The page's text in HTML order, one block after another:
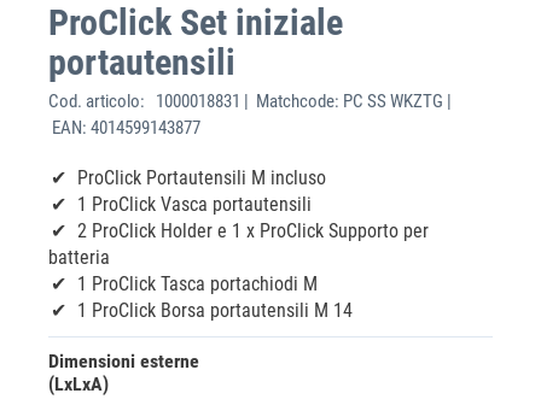
ProClick Set iniziale
portautensili
Cod. articolo:
1000018831 | Matchcode: PC SS WKZTG |
EAN: 4014599143877
ProClick Portautensili M incluso
1 ProClick Vasca portautensili
2 ProClick Holder e 1 x ProClick Supporto per
batteria
1 ProClick Tasca portachiodi M
1 ProClick Borsa portautensili M 14
Dimensioni esterne
(LxLxA)